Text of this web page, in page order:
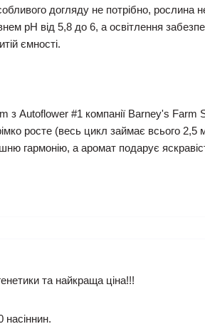
догляду не потрібно, рослина
рН від 5,8 до 6, а освітлення
ємності.
з Autoflower #1 компанії Barney's
росте (весь цикл займає всього 2,5
гармонію, а аромат подарує
та найкраща ціна!!!
насіннин.